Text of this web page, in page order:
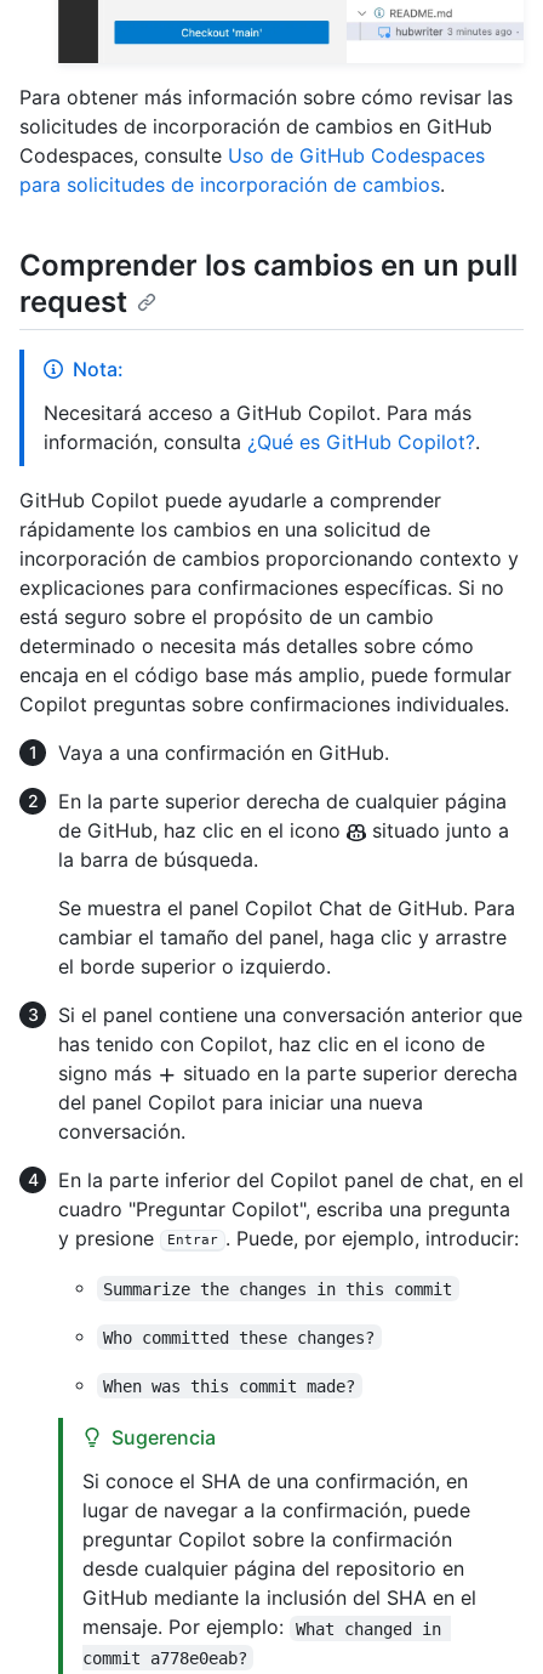
Para obtener más información sobre cómo revisar las
solicitudes de incorporación de cambios en GitHub
Codespaces, consulte Uso de GitHub Codespaces
para solicitudes de incorporación de cambios.
Comprender los cambios en un pull
request
Nota:
Necesitará acceso a GitHub Copilot. Para más
información, consulta ¿Qué es GitHub Copilot?.
GitHub Copilot puede ayudarle a comprender
rápidamente los cambios en una solicitud de
incorporación de cambios proporcionando contexto y
explicaciones para confirmaciones específicas. Si no
está seguro sobre el propósito de un cambio
determinado o necesita más detalles sobre cómo
encaja en el código base más amplio, puede formular
Copilot preguntas sobre confirmaciones individuales.
Vaya a una confirmación en GitHub.
En la parte superior derecha de cualquier página
de GitHub, haz clic en el icono
situado junto a
la barra de búsqueda.
Se muestra el panel Copilot Chat de GitHub. Para
cambiar el tamaño del panel, haga clic y arrastre
el borde superior o izquierdo.
Si el panel contiene una conversación anterior que
has tenido con Copilot, haz clic en el icono de
signo más
situado en la parte superior derecha
del panel Copilot para iniciar una nueva
conversación.
En la parte inferior del Copilot panel de chat, en el
cuadro "Preguntar Copilot", escriba una pregunta
y presione
Entrar . Puede, por ejemplo, introducir:
Summarize the changes in this commit
Who committed these changes?
When was this commit made?
Sugerencia
Si conoce el SHA de una confirmación, en
lugar de navegar a la confirmación, puede
preguntar Copilot sobre la confirmación
desde cualquier página del repositorio en
GitHub mediante la inclusión del SHA en el
mensaje. Por ejemplo:
What changed in
commit a778e0eab?